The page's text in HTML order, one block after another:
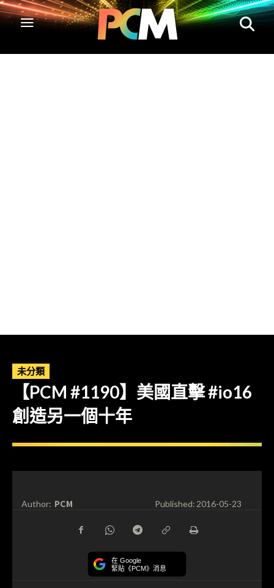
未分類
【PCM #1190】美國直擊 #io16
創造另一個十年
Author: PCM Published:2016-05-23
在 Google
緊貼《PCM》消息